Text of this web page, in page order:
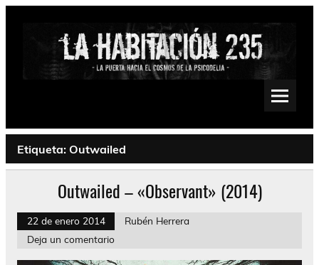
Saltar
Psychedelic, Stoner, Doom, Sludge, Fuzz, Space, Drone
Etiqueta: Outwailed
Outwailed – «Observant» (2014)
22 de enero 2014
Rubén Herrera
Deja un comentario